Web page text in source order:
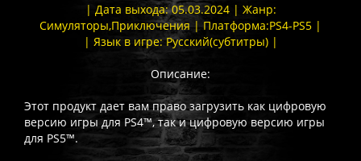
| Дата выхода: 05.03.2024 | Жанр:
Симуляторы,Приключения | Платформа:PS4-PS5 |
| Язык в игре: Русский(субтитры) |
Описание:
Этот продукт дает вам право загрузить как цифровую
версию игры для PS4™, так и цифровую версию игры
для PS5™.